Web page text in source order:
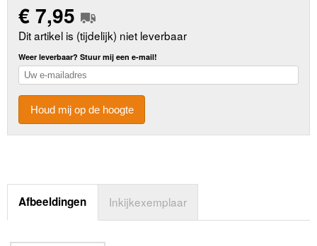
€7,95
Dit artikel is (tijdelijk) niet leverbaar
Weer leverbaar? Stuur mij een e-mail!
Houd mij op de hoogte
Afbeeldingen Inkijkexemplaar